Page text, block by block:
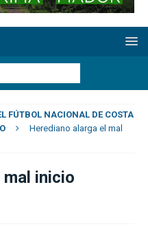
FÚTBOL NACIONAL DE COSTA
Herediano alarga el mal
mal inicio